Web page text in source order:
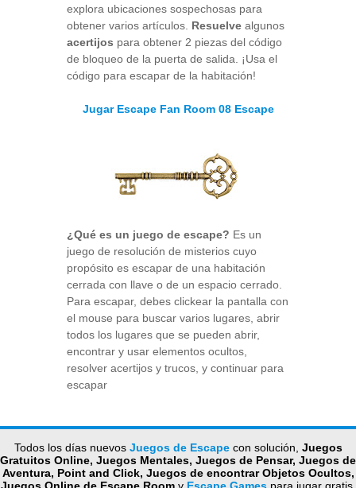
explora ubicaciones sospechosas para
obtener varios artículos. Resuelve algunos
acertijos para obtener 2 piezas del código
de bloqueo de la puerta de salida. ¡Usa el
código para escapar de la habitación!
Jugar Escape Fan Room 08 Escape
¿Qué es un juego de escape? Es un
juego de resolución de misterios cuyo
propósito es escapar de una habitación
cerrada con llave o de un espacio cerrado.
Para escapar, debes clickear la pantalla con
el mouse para buscar varios lugares, abrir
todos los lugares que se pueden abrir,
encontrar y usar elementos ocultos,
resolver acertijos y trucos, y continuar para
escapar
Todos los días nuevos Juegos de Escapecon solución, Juegos
Gratuitos Online, Juegos Mentales, Juegos de Pensar, Juegos de
Aventura, Point and Click, Juegos de encontrar Objetos Ocultos,